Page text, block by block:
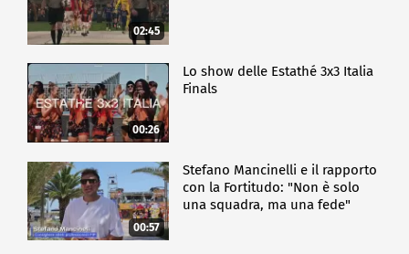
02:45
00:26
Lo show delle Estathé 3x3 Italia
Finals
00:57
Stefano Mancinelli e il rapporto
con la Fortitudo: "Non è solo
una squadra, ma una fede"